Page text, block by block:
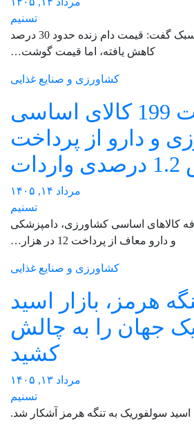
تسنیم
مدیرعامل اتحادیه دام سبک گفت: قیمت دام زنده حدود 30 درصد
کاهش یافته، اما قیمت گوشت…
کشاورزی و صنایع غذایی
معافیت 199 کالای اساسی
و دارو از پرداخت
مرداد ۱۴, ۱۴۰۵
تسنیم
تعرفه کالاهای اساسی کشاورزی، دامپزشکی
و دارو معاف از پرداخت 12 در هزار…
کشاورزی و صنایع غذایی
هرمز، بازار اسید
جهان را به چالش
کشید
مرداد ۱۳, ۱۴۰۵
تسنیم
اسید سولفوریک به تنگه هرمز آشکار شد.